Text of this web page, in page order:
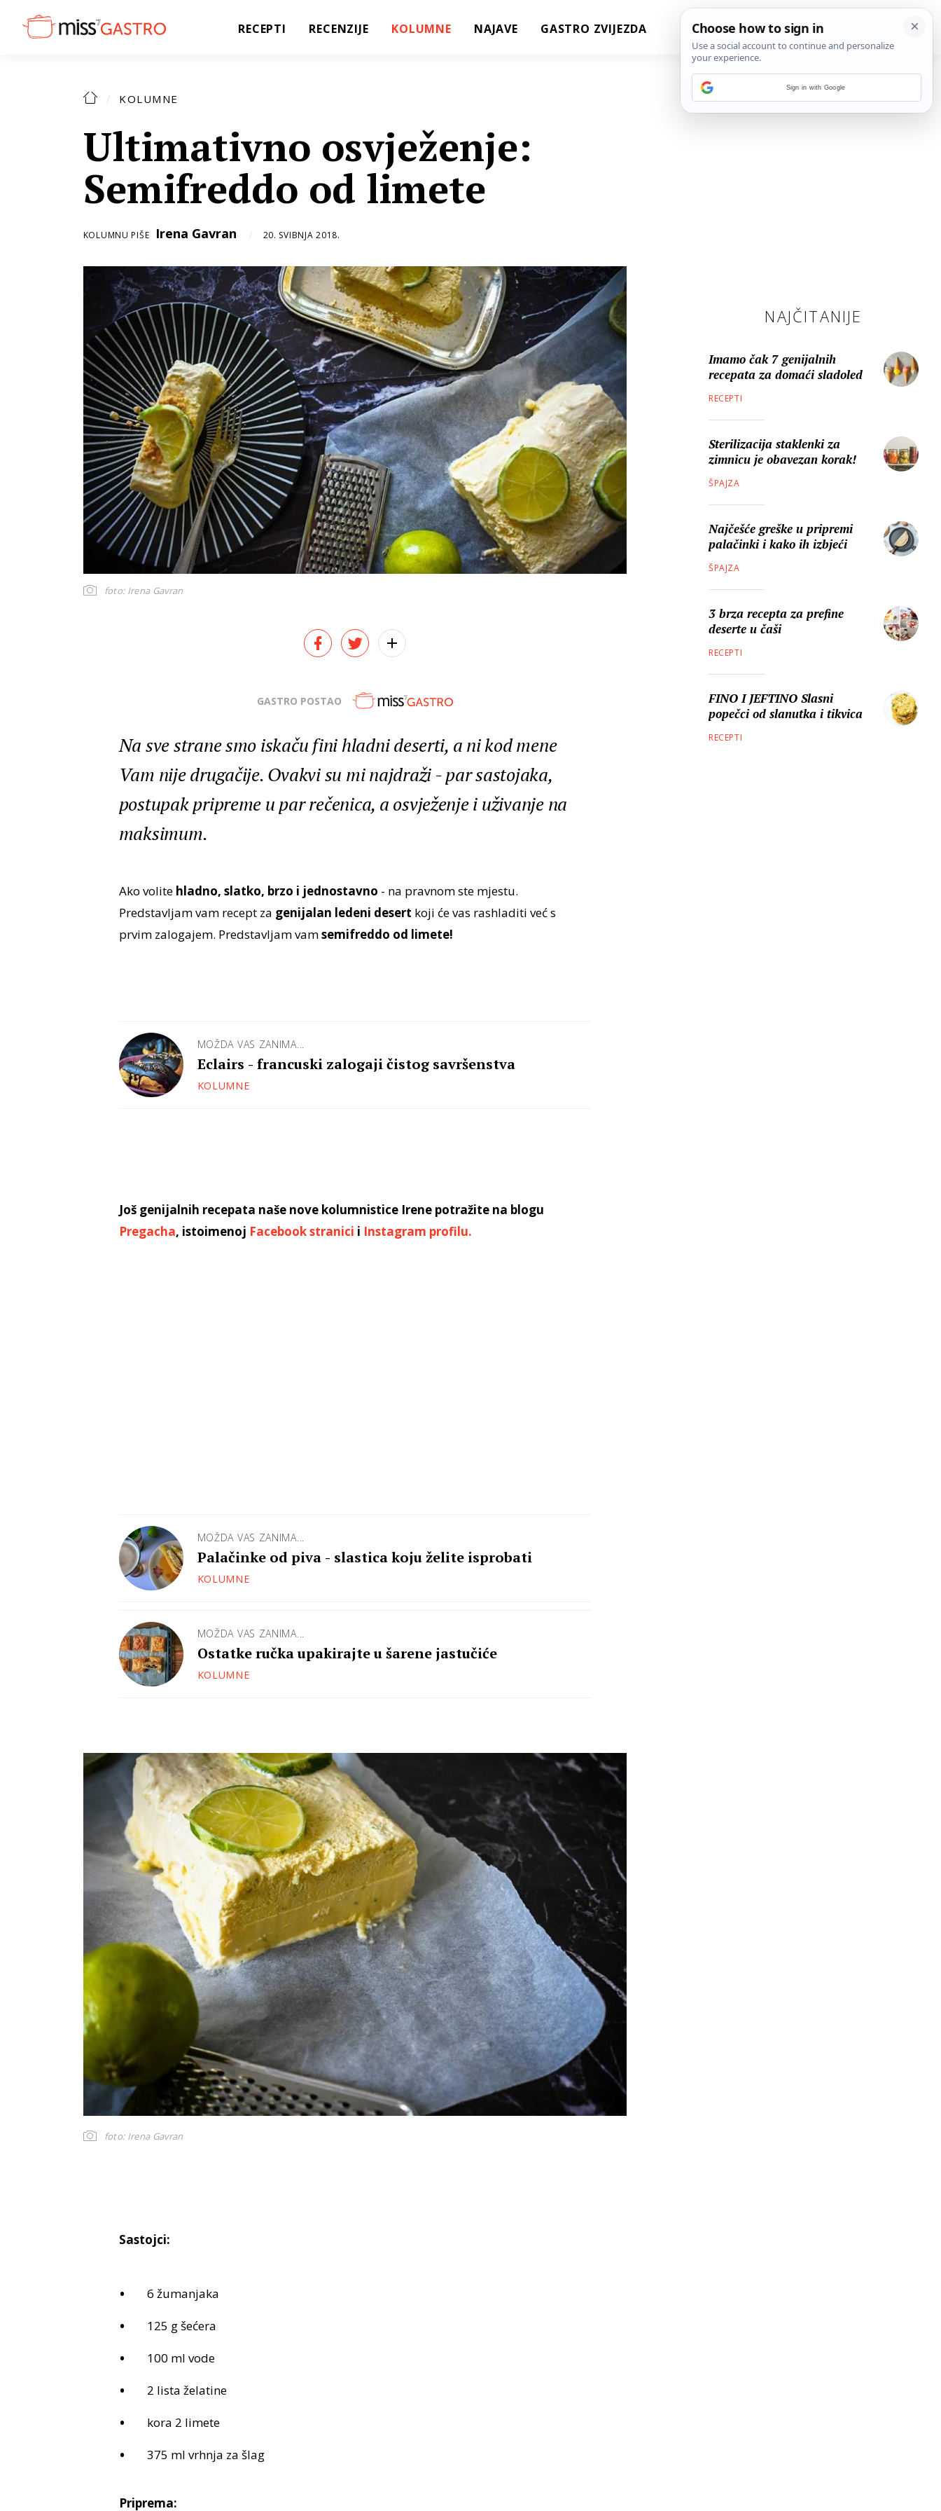
RECEPTI RECENZIJE KOLUMNE NAJAVE GASTRO ZVIJEZDA
KOLUMNE
Ultimativno osvježenje:
Semifreddo od limete
KOLUMNU PIŠE Irena Gavran 20. SVIBNJA 2018.
foto: Irena Gavran
GASTRO POSTAO
Na sve strane smo iskaču fini hladni deserti, a ni kod mene
Vam nije drugačije. Ovakvi su mi najdraži - par sastojaka,
postupak pripreme u par rečenica, a osvježenje i uživanje na
maksimum.
Ako volitehladno, slatko, brzo i jednostavno - na pravnom ste mjestu.
Predstavljam vam recept za genijalan ledeni desert koji će vas rashladiti već s
prvim zalogajem. Predstavljam vamsemifreddo od limete!
MOŽDA VAS ZANIMA...
Eclairs - francuski zalogaji čistog savršenstva
KOLUMNE
Još genijalnih recepata naše nove kolumnistice Irene potražite na blogu
Pregacha, istoimenoj Facebook stranici i Instagram profilu.
MOŽDA VAS ZANIMA...
Palačinke od piva - slastica koju želite isprobati
KOLUMNE
MOŽDA VAS ZANIMA...
Ostatke ručka upakirajte u šarene jastučiće
KOLUMNE
foto: Irena Gavran
Sastojci:
6 žumanjaka
125 g šećera
100 ml vode
2 lista želatine
kora 2 limete
375 ml vrhnja za šlag
Priprema:
NAJČITANIJE
Imamo čak 7 genijalnih
recepata za domaći sladoled
RECEPTI
Sterilizacija staklenki za
zimnicu je obavezan korak!
ŠPAJZA
Najčešće greške u pripremi
palačinki i kako ih izbjeći
ŠPAJZA
3 brza recepta za prefine
deserte u čaši
RECEPTI
FINO I JEFTINO Slasni
popečci od slanutka i tikvica
RECEPTI
Sign in with Google